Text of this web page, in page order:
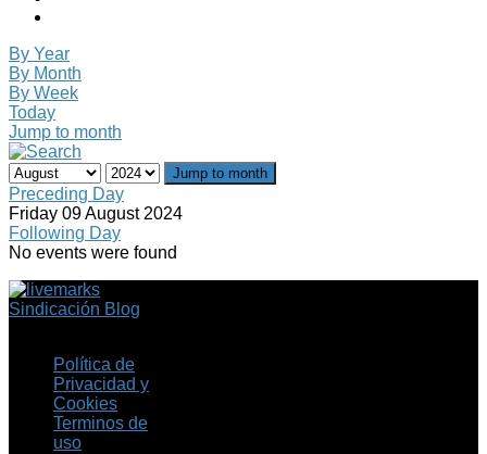
By Year
By Month
By Week
Today
Jump to month
Jump to month
Preceding Day
Friday 09 August 2024
Following Day
No events were found
Sindicación Blog
Política de
Privacidad y
Cookies
Terminos de
uso